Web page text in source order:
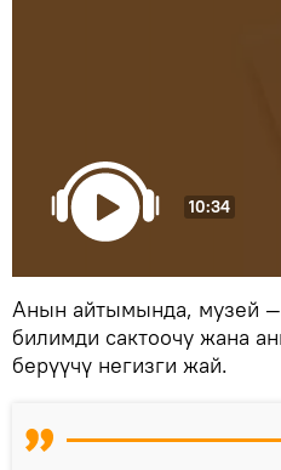
10:34
Анын айтымында, музей
билимди сактоочу жана
берүүчү негизги жай.